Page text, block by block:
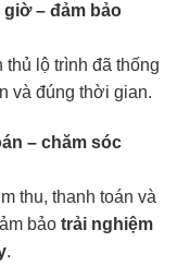
– đảm bảo
thủ lộ trình đã thống
và đúng thời gian.
– chăm sóc
thu, thanh toán và
bảo trải nghiệm
.